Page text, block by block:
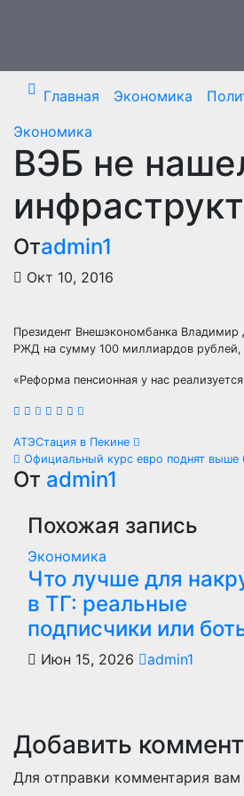
Главная Экономика
Экономика
ВЭБ не
Отadmin1
Окт 10, 2016
Президент Внешэкономбанка
РЖД на сумму 100 миллиардов рублей,
«Реформа пенсионная у нас
Навигация
по
записям
АТЭСтация в Пекине
Официальный курс евро поднят выше
От admin1
Похожая запись
Экономика
Что лучше для
в ТГ: реальные
подписчики или
Июн 15, 2026 admin1
Добавить
Для отправки комментария